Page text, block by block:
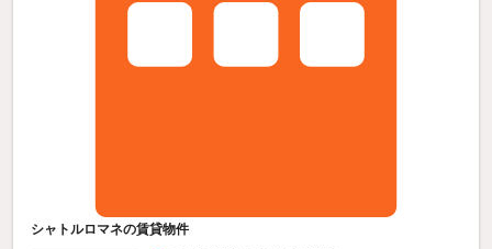
シャトルロマネの賃貸物件